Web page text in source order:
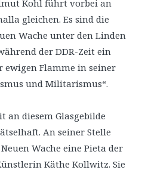
Kohl führt vorbei an
gleichen. Es sind die
Wache unter den Linden
der DDR-Zeit ein
ewigen Flamme in seiner
und Militarismus“.
an diesem Glasgebilde
An seiner Stelle
Wache eine Pieta der
Käthe Kollwitz. Sie